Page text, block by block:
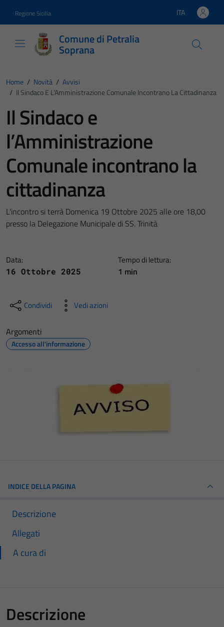
Regione Sicilia Lingua attiva:
ITA
Comune di Petralia
Soprana
Home / Novità / Avvisi
/ Il Sindaco E L’Amministrazione Comunale Incontrano La Cittadinanza
Il Sindaco e
l’Amministrazione
Comunale incontrano la
cittadinanza
L'incontro si terrà Domenica 19 Ottobre 2025 alle ore 18,00
presso la Delegazione Municipale di SS. Trinità
Data:
16 Ottobre 2025
Tempo di lettura:
1 min
Condividi Vedi azioni
Argomenti
Accesso all'informazione
INDICE DELLA PAGINA
Descrizione
Allegati
A cura di
Descrizione